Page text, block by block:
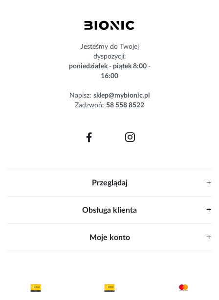
Jesteśmy do Twojej
dyspozycji:
poniedziałek - piątek 8:00 -
16:00
Napisz: sklep@mybionic.pl
Zadzwoń: 58 558 8522
Przeglądaj
Obsługa klienta
Moje konto